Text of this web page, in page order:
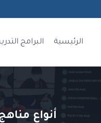
الرئيسية
البرامج
أنواع